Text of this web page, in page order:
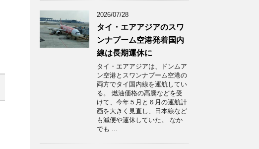
2026/07/28
タイ・エアアジアのスワ
ンナプーム空港発着国内
線は長期運休に
タイ・エアアジアは、ドンムア
ン空港とスワンナプーム空港の
両方でタイ国内線を運航してい
る。 燃油価格の高騰などを受
けて、今年５月と６月の運航計
画を大きく見直し、日本線など
も減便や運休していた。 なか
でも ...